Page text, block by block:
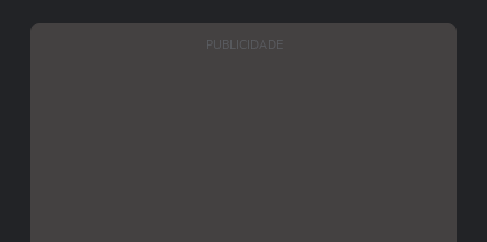
PUBLICIDADE